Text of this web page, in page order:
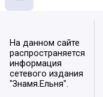
На данном сайте
распространяется
информация
сетевого издания
"Знамя.Ельня".